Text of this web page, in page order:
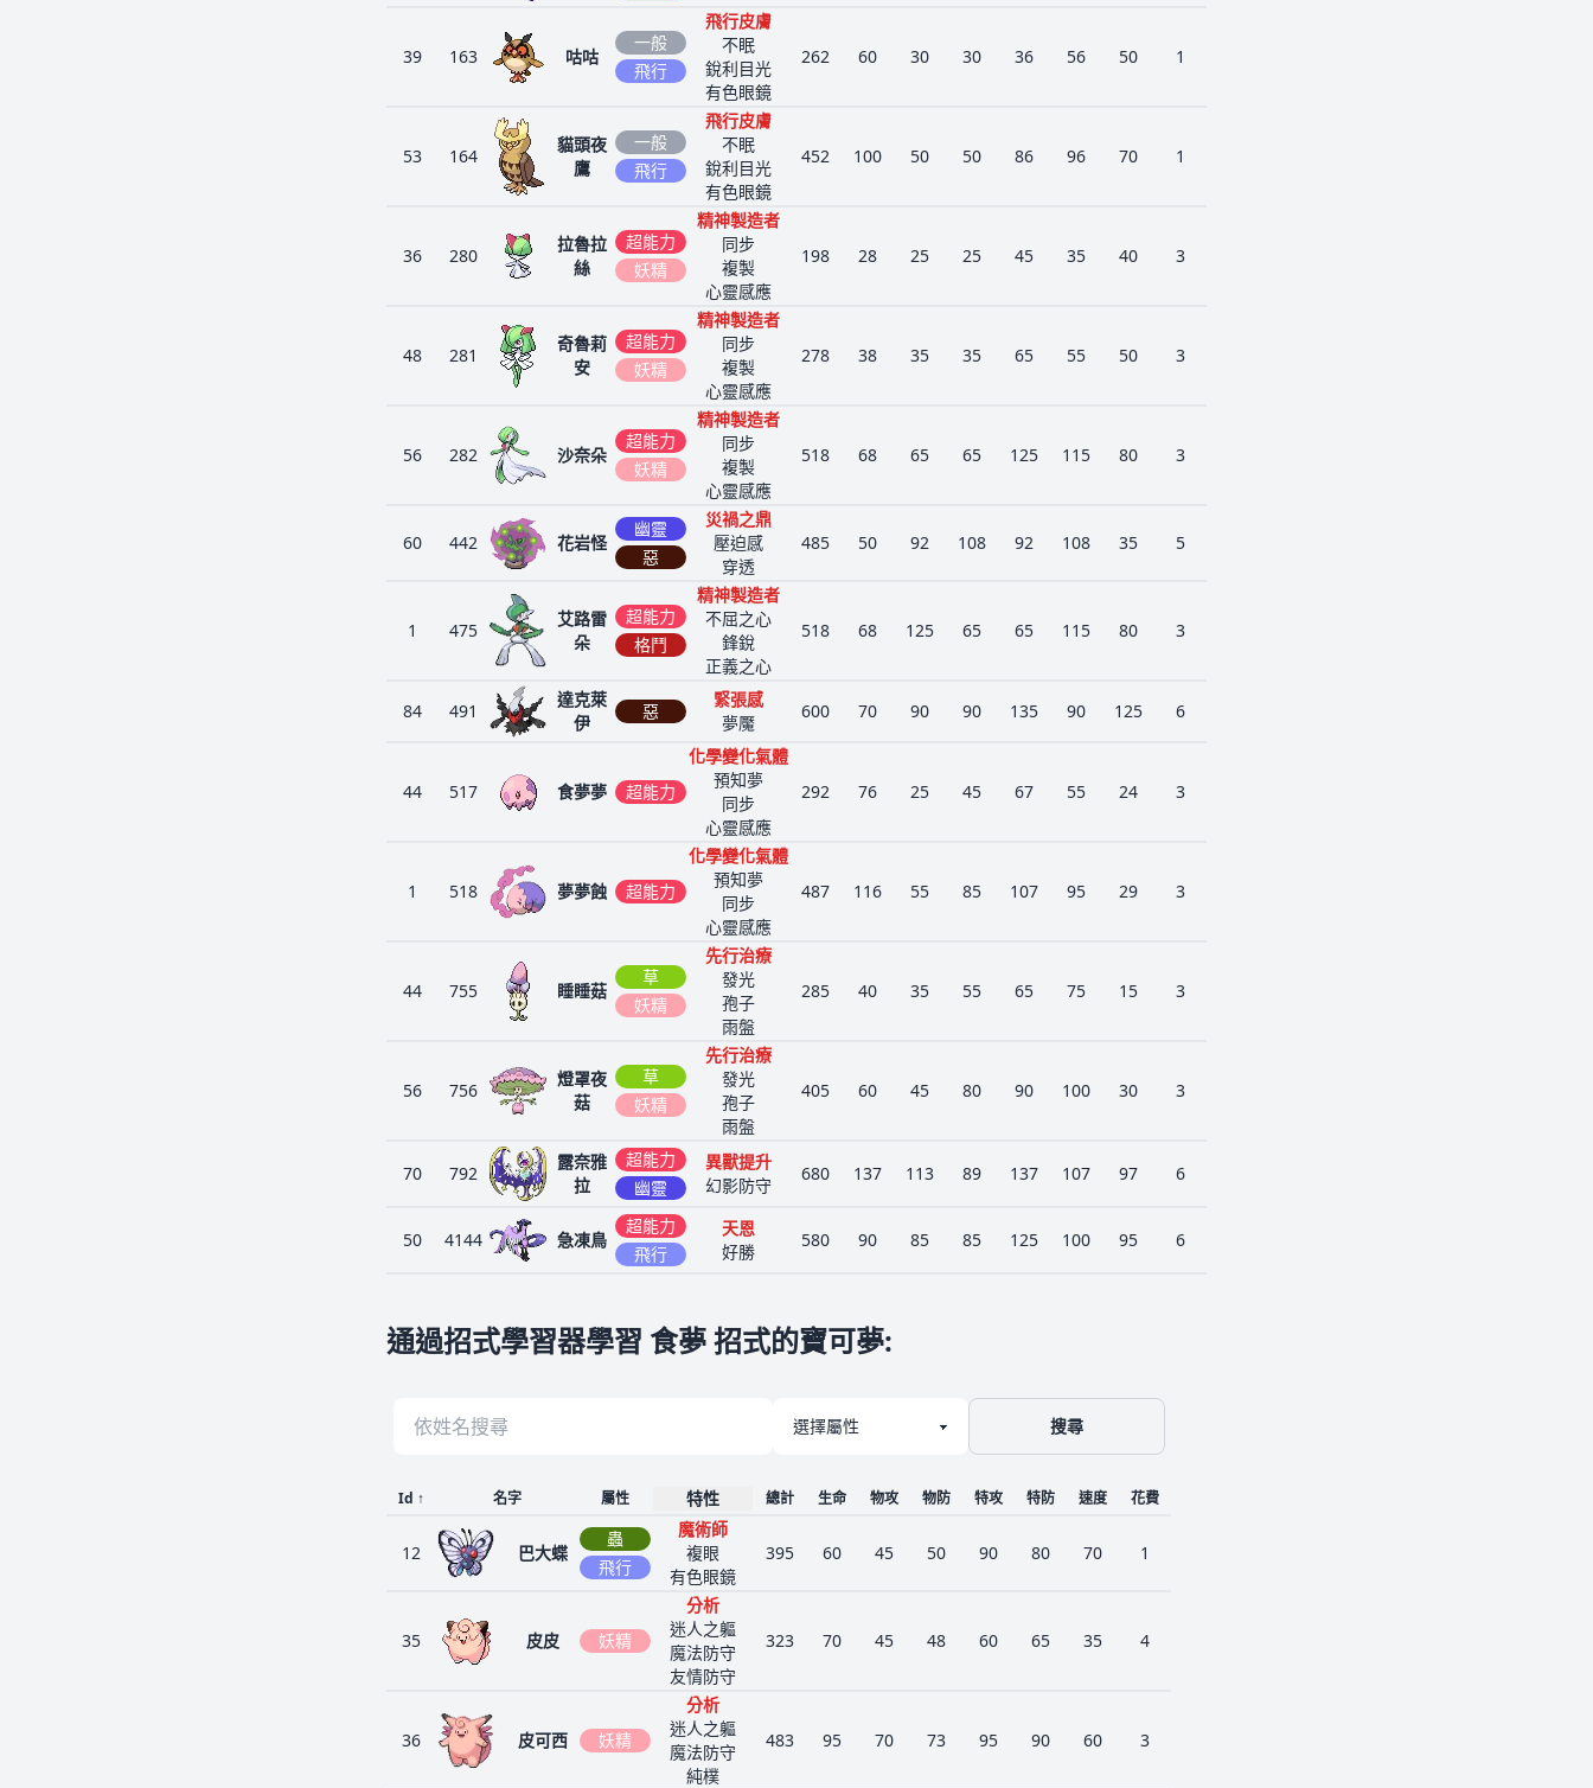
39 163 咕咕
一般
飛行
飛行皮膚
不眠
銳利目光
有色眼鏡
262 60 30 30 36 56 50 1
53 164
貓頭夜
鷹
一般
飛行
飛行皮膚
不眠
銳利目光
有色眼鏡
452 100 50 50 86 96 70 1
36 280
拉魯拉
絲
超能力
妖精
精神製造者
同步
複製
心靈感應
198 28 25 25 45 35 40 3
48 281
奇魯莉
安
超能力
妖精
精神製造者
同步
複製
心靈感應
278 38 35 35 65 55 50 3
56 282 沙奈朵
超能力
妖精
精神製造者
同步
複製
心靈感應
518 68 65 65 125 115 80 3
60 442 花岩怪
幽靈
惡
災禍之鼎
壓迫感
穿透
485 50 92 108 92 108 35 5
1 475
艾路雷
朵
超能力
格鬥
精神製造者
不屈之心
鋒銳
正義之心
518 68 125 65 65 115 80 3
84 491
達克萊
伊
惡
緊張感
夢魘
600 70 90 90 135 90 125 6
44 517 食夢夢 超能力
化學變化氣體
預知夢
同步
心靈感應
292 76 25 45 67 55 24 3
1 518 夢夢蝕 超能力
化學變化氣體
預知夢
同步
心靈感應
487 116 55 85 107 95 29 3
44 755 睡睡菇
草
妖精
先行治療
發光
孢子
雨盤
285 40 35 55 65 75 15 3
56 756
燈罩夜
菇
草
妖精
先行治療
發光
孢子
雨盤
405 60 45 80 90 100 30 3
70 792
露奈雅
拉
超能力
幽靈
異獸提升
幻影防守
680 137 113 89 137 107 97 6
50 4144 急凍鳥
超能力
飛行
天恩
好勝
580 90 85 85 125 100 95 6
通過招式學習器學習 食夢 招式的寶可夢:
搜尋
Id ↑ 名字 屬性 特性 總計 生命 物攻 物防 特攻 特防 速度 花費
12 巴大蝶
蟲
飛行
魔術師
複眼
有色眼鏡
395 60 45 50 90 80 70 1
35 皮皮 妖精
分析
迷人之軀
魔法防守
友情防守
323 70 45 48 60 65 35 4
36 皮可西 妖精
分析
迷人之軀
魔法防守
純樸
483 95 70 73 95 90 60 3